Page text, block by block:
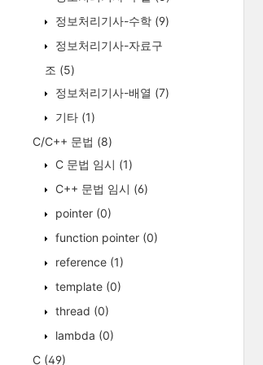
정보처리기사-수학 (9)
정보처리기사-자료구
조 (5)
정보처리기사-배열 (7)
기타 (1)
C/C++ 문법 (8)
C 문법 임시 (1)
C++ 문법 임시 (6)
pointer (0)
function pointer (0)
reference (1)
template (0)
thread (0)
lambda (0)
C (49)